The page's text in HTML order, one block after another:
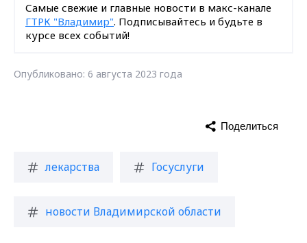
Самые свежие и главные новости в макс-канале
ГТРК "Владимир". Подписывайтесь и будьте в
курсе всех событий!
Опубликовано: 6 августа 2023 года
лекарства Госуслуги
новости Владимирской области
Поделиться